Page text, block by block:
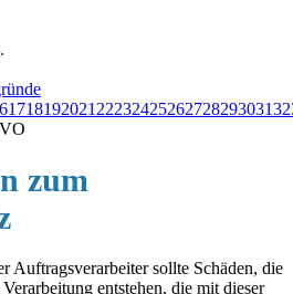
1718192021 2223242526272829303132
zum
Auftragsverarbeiter sollte Schäden, die
entstehen, die mit dieser